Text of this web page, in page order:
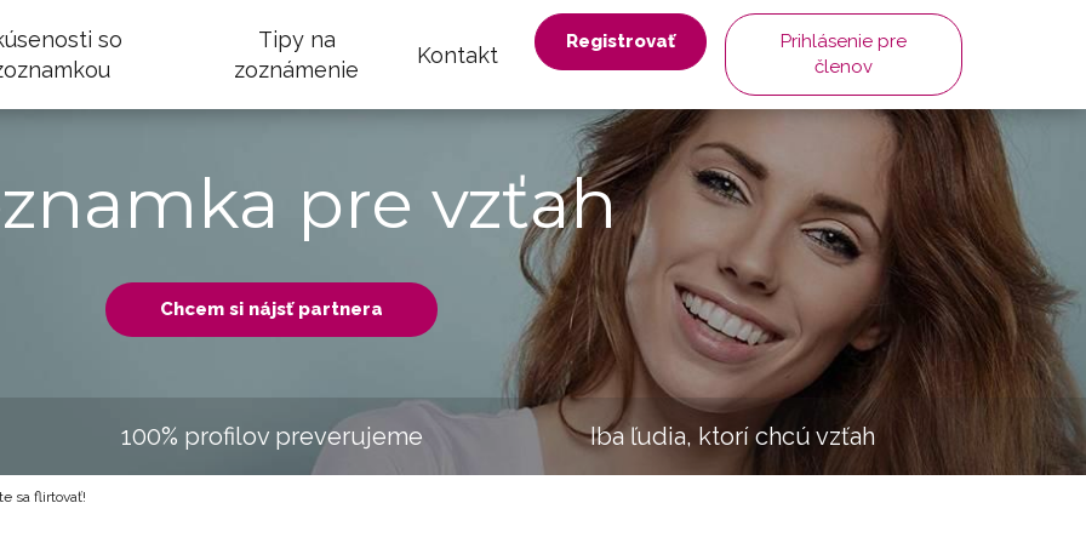
so
Tipy na
zoznámenie
Kontakt
Registrovať
Prihlásenie pre
členov
pre vzťah
Chcem si nájsť partnera
100% profilov preverujeme Iba ľudia, ktorí chcú vzťah
sa flirtovať!